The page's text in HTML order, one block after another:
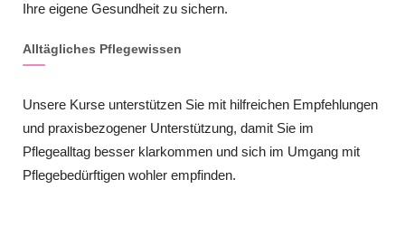
Ihre eigene Gesundheit zu sichern.
Alltägliches Pflegewissen
Unsere Kurse unterstützen Sie mit hilfreichen Empfehlungen
und praxisbezogener Unterstützung, damit Sie im
Pflegealltag besser klarkommen und sich im Umgang mit
Pflegebedürftigen wohler empfinden.